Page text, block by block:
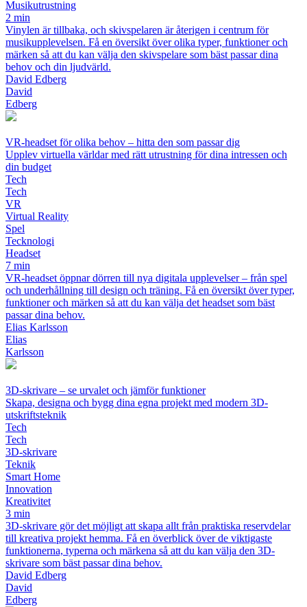
Musikutrustning
2 min
Vinylen är tillbaka, och skivspelaren är återigen i centrum för
musikupplevelsen. Få en översikt över olika typer, funktioner och
märken så att du kan välja den skivspelare som bäst passar dina
behov och din ljudvärld.
David Edberg
David
Edberg
VR-headset för olika behov – hitta den som passar dig
Upplev virtuella världar med rätt utrustning för dina intressen och
din budget
Tech
Tech
VR
Virtual Reality
Spel
Tecknologi
Headset
7 min
VR-headset öppnar dörren till nya digitala upplevelser – från spel
och underhållning till design och träning. Få en översikt över typer,
funktioner och märken så att du kan välja det headset som bäst
passar dina behov.
Elias Karlsson
Elias
Karlsson
3D-skrivare – se urvalet och jämför funktioner
Skapa, designa och bygg dina egna projekt med modern 3D-
utskriftsteknik
Tech
Tech
3D-skrivare
Teknik
Smart Home
Innovation
Kreativitet
3 min
3D-skrivare gör det möjligt att skapa allt från praktiska reservdelar
till kreativa projekt hemma. Få en överblick över de viktigaste
funktionerna, typerna och märkena så att du kan välja den 3D-
skrivare som bäst passar dina behov.
David Edberg
David
Edberg